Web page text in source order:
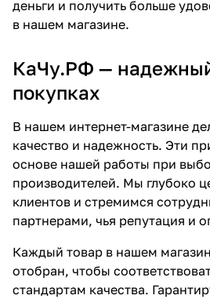
деньги и получить больше
в нашем магазине.
КаЧу.РФ —
покупках
В нашем интернет-магазине
качество и надежность. Эти
основе нашей работы при
производителей. Мы глубоко
клиентов и стремимся
партнерами, чья репутация и
Каждый товар в нашем
отобран, чтобы
стандартам качества.